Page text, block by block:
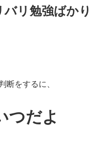
リ勉強ばかり
をするに、
つだよ